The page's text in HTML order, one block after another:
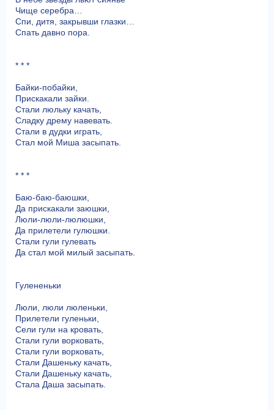
Чище серебра…
Спи, дитя, закрывши глазки…
Спать давно пора.
* * *
Байки-побайки,
Прискакали зайки.
Стали люльку качать,
Сладку дрему навевать.
Стали в дудки играть,
Стал мой Миша засыпать.
* * *
Баю-баю-баюшки,
Да прискакали заюшки,
Люли-люли-люлюшки,
Да прилетели гулюшки.
Стали гули гулевать
Да стал мой милый засыпать.
Гулененьки
Люли, люли люленьки,
Прилетели гуленьки,
Сели гули на кровать,
Стали гули ворковать,
Стали гули ворковать,
Стали Дашеньку качать,
Стали Дашеньку качать,
Стала Даша засыпать.